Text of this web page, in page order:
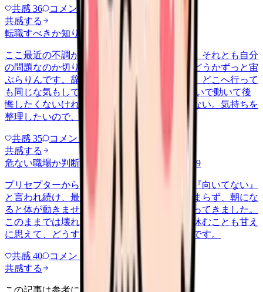
共感 36 コメント
共感する
転職すべきか知りたい
2026/6/26
ここ最近の不調が、職場の環境のせいなのか、それとも自分
の問題なのか切り分けられず、転職すべきかどうかずっと宙
ぶらりんです。辞めれば楽になる気もするし、どこへ行って
も同じな気もして、決め手がありません。 勢いで動いて後
悔したくないけれど、このまま留まる根拠もない。気持ちを
整理したいので、判断材料の集…
共感 35 コメント
共感する
危ない職場か判断してほしい
2026/6/9
プリセプターから毎日のように『辞めれば』『向いてない』
と言われ続け、最近は職場が近づくと涙が止まらず、朝にな
ると体が動きません。食事も喉を通らなくなってきました。
このままでは壊れてしまう気がします。でも休むことも甘え
に思えて、どうすればいいのか分からないんです。
共感 40 コメント
共感する